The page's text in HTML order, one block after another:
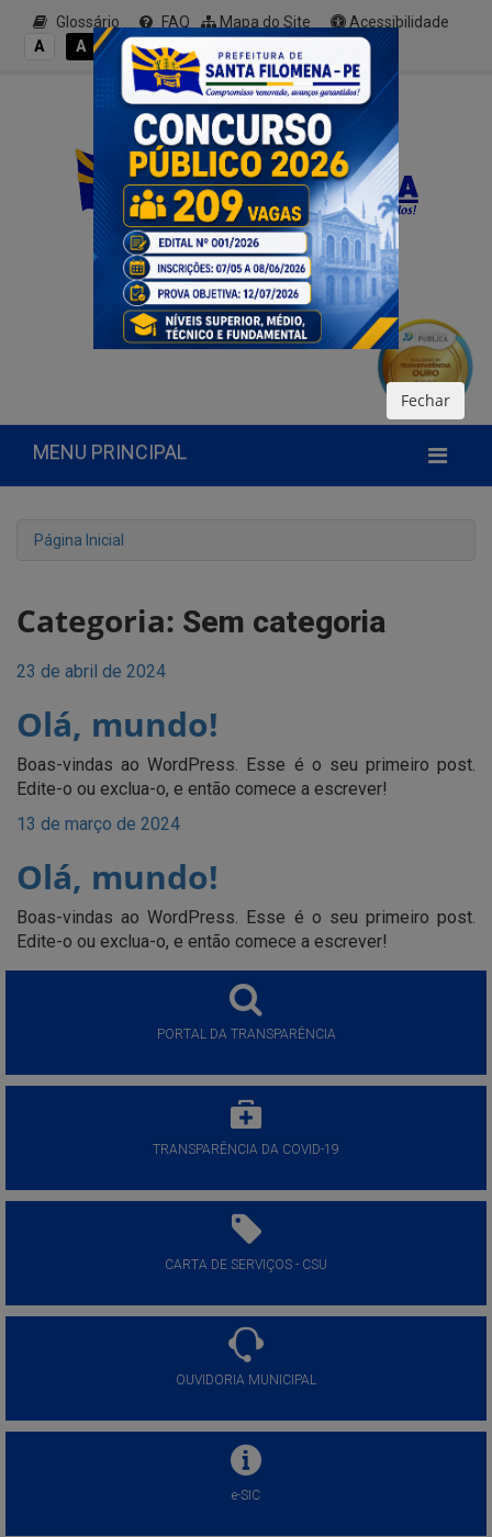
Glossário FAQ Mapa do Site
Acessibilidade
A
A A- A A+
MENU PRINCIPAL
Página Inicial
Categoria: Sem categoria
Posted
23 de abril de 2024
Olá, mundo!
Boas-vindas ao WordPress. Esse é o seu primeiro post.
Edite-o ou exclua-o, e então comece a escrever!
Posted
13 de março de 2024
Olá, mundo!
Boas-vindas ao WordPress. Esse é o seu primeiro post.
Edite-o ou exclua-o, e então comece a escrever!
PORTAL DA TRANSPARÊNCIA
TRANSPARÊNCIA DA COVID-19
CARTA DE SERVIÇOS - CSU
OUVIDORIA MUNICIPAL
e-SIC
Fechar